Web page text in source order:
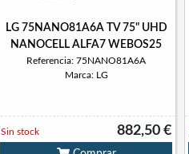
LG 75NANO81A6A TV 75" UHD
NANOCELL ALFA7 WEBOS25
Referencia: 75NANO81A6A
Marca: LG
882,50 €
Sin stock